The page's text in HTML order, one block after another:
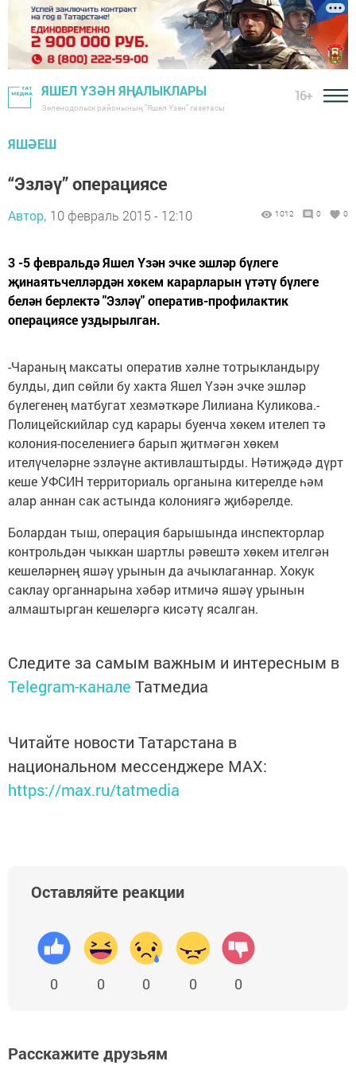
ЯШЕЛ ҮЗӘН ЯҢАЛЫКЛАРЫ
Зеленодольск районының "Яшел Үзән" газетасы
16+
ЯШӘЕШ
“Эзләү” операциясе
Автор, 10 февраль 2015 - 12:10 1012 0 0
3 -5 февральдә Яшел Үзән эчке эшләр бүлеге
җинаятьчелләрдән хөкем карарларын үтәтү бүлеге
белән берлектә "Эзләү" оператив-профилактик
операциясе уздырылган.
-Чараның максаты оператив хәлне тотрыкландыру
булды, дип сөйли бу хакта Яшел Үзән эчке эшләр
бүлегенең матбугат хезмәткәре Лилиана Куликова.-
Полицейскийлар суд карары буенча хөкем ителеп тә
колония-поселениегә барып җитмәгән хөкем
ителүчеләрне эзләүне активлаштырды. Нәтиҗәдә дүрт
кеше УФСИН территориаль органына китерелде һәм
алар аннан сак астында колониягә җибәрелде.
Болардан тыш, операция барышында инспекторлар
контрольдән чыккан шартлы рәвештә хөкем ителгән
кешеләрнең яшәү урынын да ачыклаганнар. Хокук
саклау органнарына хәбәр итмичә яшәү урынын
алмаштырган кешеләргә кисәтү ясалган.
Следите за самым важным и интересным в
Telegram-канале Татмедиа
Читайте новости Татарстана в
национальном мессенджере MАХ:
https://max.ru/tatmedia
Оставляйте реакции
0 0 0 0 0
Расскажите друзьям